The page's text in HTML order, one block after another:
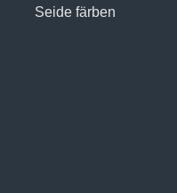
Seide färben